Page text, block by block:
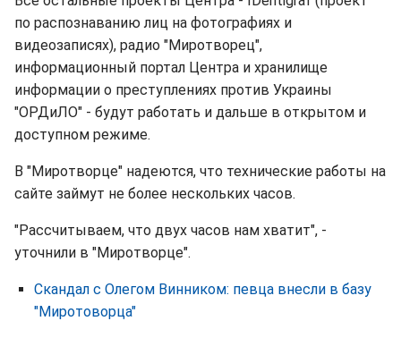
по распознаванию лиц на фотографиях и
видеозаписях), радио "Миротворец",
информационный портал Центра и хранилище
информации о преступлениях против Украины
"ОРДиЛО" - будут работать и дальше в открытом и
доступном режиме.
В "Миротворце" надеются, что технические работы на
сайте займут не более нескольких часов.
"Рассчитываем, что двух часов нам хватит", -
уточнили в "Миротворце".
Скандал с Олегом Винником: певца внесли в базу
"Миротоворца"